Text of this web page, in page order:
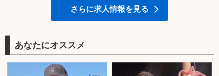
さらに求人情報を見る
あなたにオススメ